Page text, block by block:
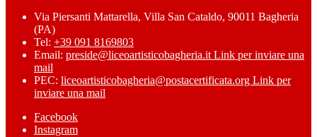
Via Piersanti Mattarella, Villa San Cataldo, 90011 Bagheria
(PA)
Tel: +39 091 8169803
Email: preside@liceoartisticobagheria.it Link per inviare una
mail
PEC: liceoartisticobagheria@postacertificata.org Link per
inviare una mail
Facebook
Instagram